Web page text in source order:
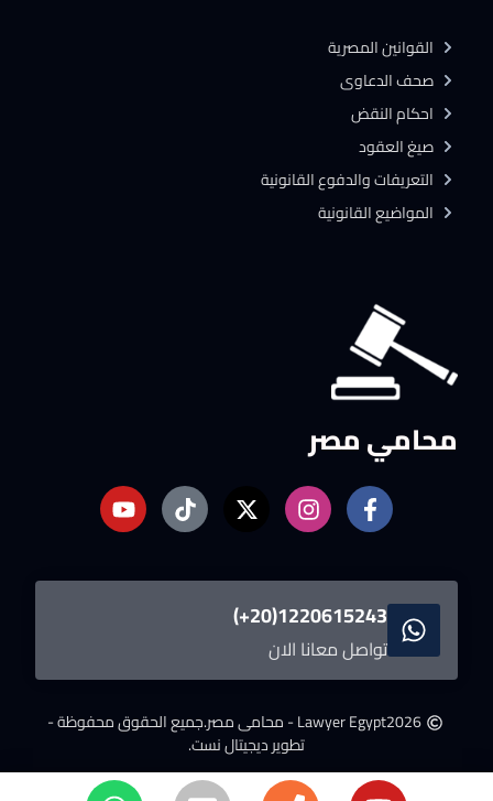
محامي مصر
1220615243(20+)
تواصل معانا الان
2026Lawyer Egypt - محامى مصر.
جميع الحقوق محفوظة -
تطوير ديجيتال نست.
القوانين المصرية
صحف الدعاوى
احكام النقض
صيغ العقود
التعريفات والدفوع القانونية
المواضيع القانونية